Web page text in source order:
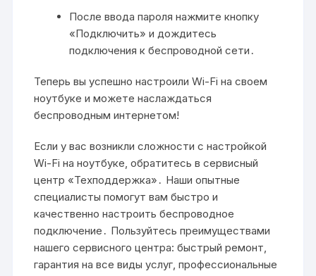
После ввода пароля нажмите кнопку
«Подключить» и дождитесь
подключения к беспроводной сети․
Теперь вы успешно настроили Wi-Fi на своем
ноутбуке и можете наслаждаться
беспроводным интернетом!
Если у вас возникли сложности с настройкой
Wi-Fi на ноутбуке, обратитесь в сервисный
центр «Техподдержка»․ Наши опытные
специалисты помогут вам быстро и
качественно настроить беспроводное
подключение․ Пользуйтесь преимуществами
нашего сервисного центра: быстрый ремонт,
гарантия на все виды услуг, профессиональные